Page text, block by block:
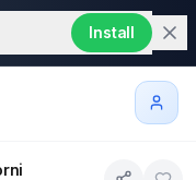
Install